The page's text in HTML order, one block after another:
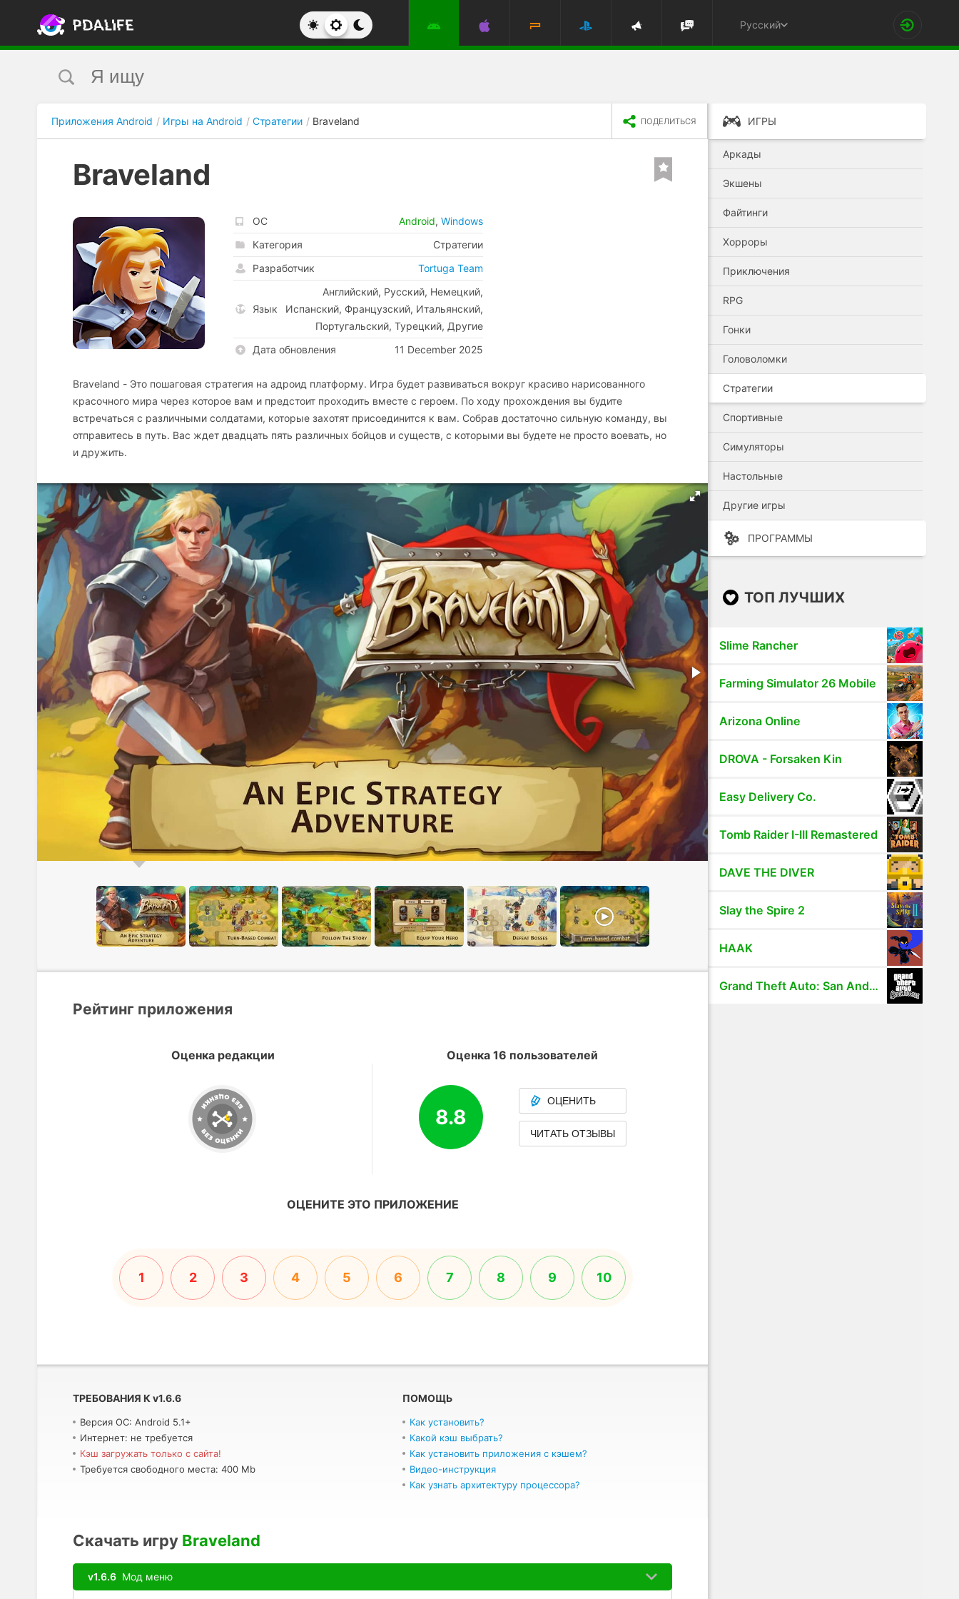
Русский
Приложения Android Игры на Android Стратегии Braveland ПОДЕЛИТЬСЯ
Braveland
ОС Android, Windows
Категория
Стратегии
Разработчик
Tortuga Team
Язык
Английский, Русский, Немецкий,
Испанский, Французский, Итальянский,
Португальский, Турецкий, Другие
Дата обновления
11 December 2025
Braveland - Это пошаговая стратегия на адроид платформу. Игра будет развиваться вокруг красиво нарисованного
красочного мира через которое вам и предстоит проходить вместе с героем. По ходу прохождения вы будите
встречаться с различными солдатами, которые захотят присоединится к вам. Собрав достаточно сильную команду, вы
отправитесь в путь. Вас ждет двадцать пять различных бойцов и существ, с которыми вы будете не просто воевать, но
и дружить.
Рейтинг приложения
Оценка редакции Оценка 16 пользователей
8.8
ОЦЕНИТЬ
ЧИТАТЬ ОТЗЫВЫ
ОЦЕНИТЕ ЭТО ПРИЛОЖЕНИЕ
1 2 3 4 5 6 7 8 9 10
ТРЕБОВАНИЯ К v1.6.6
Версия ОС: Android 5.1+
Интернет: не требуется
Кэш загружать только с сайта!
Требуется свободного места: 400 Mb
ПОМОЩЬ
Как установить?
Какой кэш выбрать?
Как установить приложения с кэшем?
Видео-инструкция
Как узнать архитектуру процессора?
Скачать игру Braveland
v1.6.6 Мод меню
ИГРЫ
Аркады
Экшены
Файтинги
Хорроры
Приключения
RPG
Гонки
Головоломки
Стратегии
Спортивные
Симуляторы
Настольные
Другие игры
ПРОГРАММЫ
ТОП ЛУЧШИХ
Slime Rancher
Farming Simulator 26 Mobile
Arizona Online
DROVA - Forsaken Kin
Easy Delivery Co.
Tomb Raider I-III Remastered
DAVE THE DIVER
Slay the Spire 2
HAAK
Grand Theft Auto: San Andreas